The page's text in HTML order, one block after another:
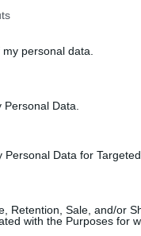
personal data.
Data.
Data for Targeted
Retention, Sale, and/or
with the Purposes for
grootste steden,
kleinere gemeenten